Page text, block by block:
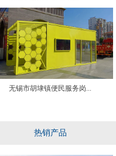
无锡市胡埭镇便民服务岗...
热销产品